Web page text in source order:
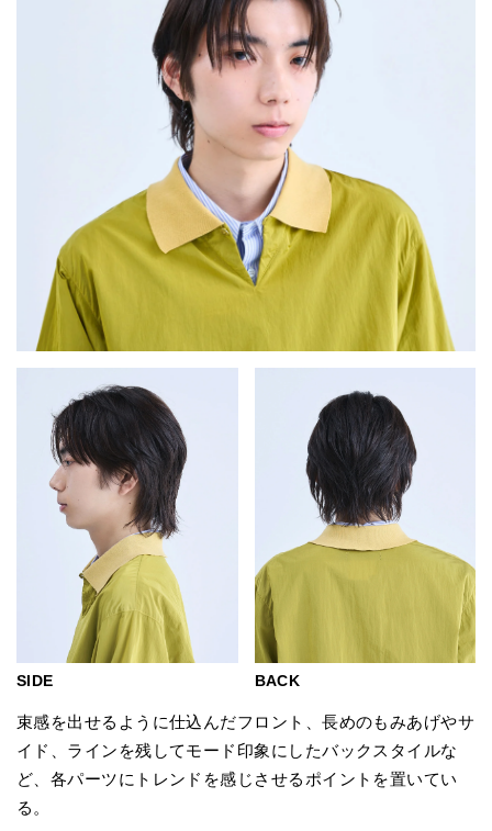
SIDE BACK
束感を出せるように仕込んだフロント、長めのもみあげやサ
イド、ラインを残してモード印象にしたバックスタイルな
ど、各パーツにトレンドを感じさせるポイントを置いてい
る。